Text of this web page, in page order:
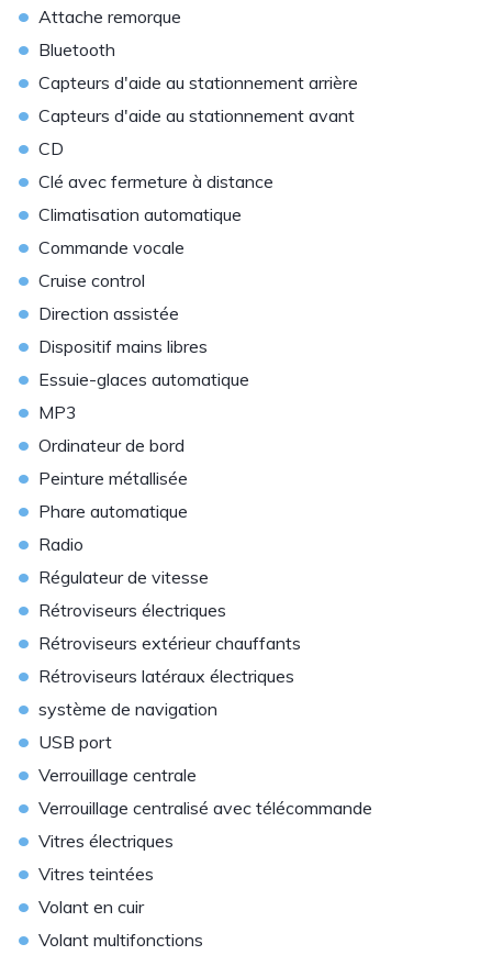
• Attache remorque
• Bluetooth
• Capteurs d'aide au stationnement arrière
• Capteurs d'aide au stationnement avant
• CD
• Clé avec fermeture à distance
• Climatisation automatique
• Commande vocale
• Cruise control
• Direction assistée
• Dispositif mains libres
• Essuie-glaces automatique
• MP3
• Ordinateur de bord
• Peinture métallisée
• Phare automatique
• Radio
• Régulateur de vitesse
• Rétroviseurs électriques
• Rétroviseurs extérieur chauffants
• Rétroviseurs latéraux électriques
• système de navigation
• USB port
• Verrouillage centrale
• Verrouillage centralisé avec télécommande
• Vitres électriques
• Vitres teintées
• Volant en cuir
• Volant multifonctions